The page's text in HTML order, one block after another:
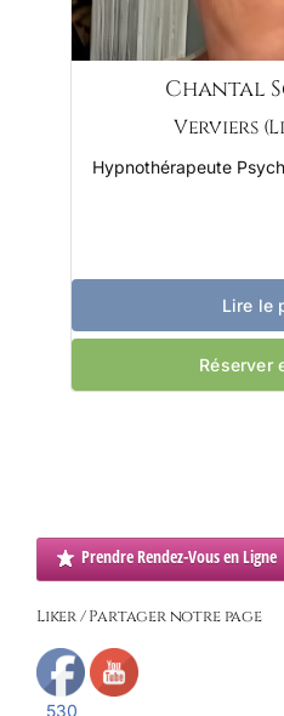
Chantal
Verviers
Hypnothérapeute
Lire le
Réserver
Prendre Rendez-Vous en Ligne
Liker / Partager notre page
530